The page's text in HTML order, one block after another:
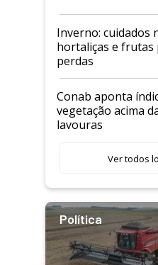
Inverno: cuidados
hortaliças e frutas
perdas
Conab aponta
vegetação acima
lavouras
Ver todos
Política